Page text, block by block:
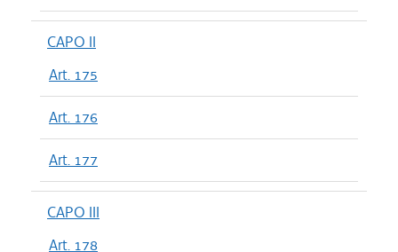
CAPO II
Art. 175
Art. 176
Art. 177
CAPO III
Art. 178